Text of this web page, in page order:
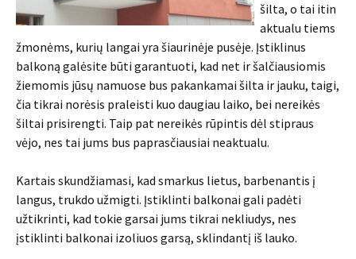
šilta, o tai itin
aktualu tiems
žmonėms, kurių langai yra šiaurinėje pusėje. Įstiklinus
balkoną galėsite būti garantuoti, kad net ir šalčiausiomis
žiemomis jūsų namuose bus pakankamai šilta ir jauku, taigi,
čia tikrai norėsis praleisti kuo daugiau laiko, bei nereikės
šiltai prisirengti. Taip pat nereikės rūpintis dėl stipraus
vėjo, nes tai jums bus paprasčiausiai neaktualu.
Kartais skundžiamasi, kad smarkus lietus, barbenantis į
langus, trukdo užmigti. Įstiklinti balkonai gali padėti
užtikrinti, kad tokie garsai jums tikrai nekliudys, nes
įstiklinti balkonai izoliuos garsą, sklindantį iš lauko.